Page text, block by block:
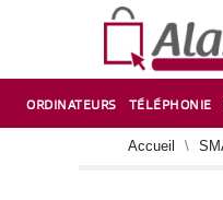
ORDINATEURS TÉLÉPHONIE
Accueil